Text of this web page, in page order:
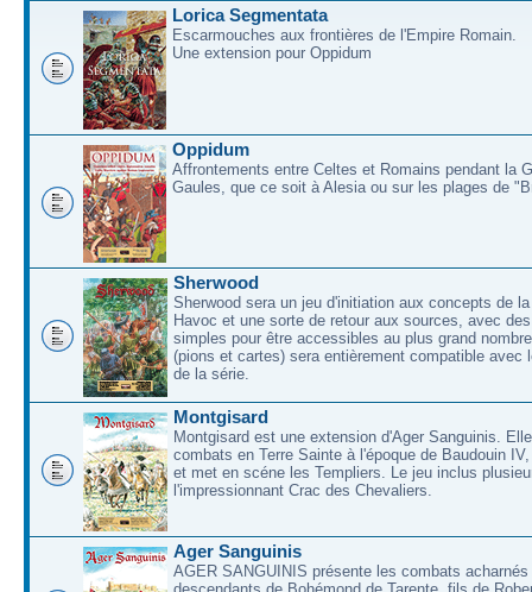
Lorica Segmentata
Escarmouches aux frontières de l'Empire Romain.
Une extension pour Oppidum
Oppidum
Affrontements entre Celtes et Romains pendant la
Gaules, que ce soit à Alesia ou sur les plages de
Sherwood
Sherwood sera un jeu d'initiation aux concepts de
Havoc et une sorte de retour aux sources, avec
simples pour être accessibles au plus grand
(pions et cartes) sera entièrement compatible avec
de la série.
Montgisard
Montgisard est une extension d'Ager Sanguinis.
combats en Terre Sainte à l'époque de Baudouin
et met en scéne les Templiers. Le jeu inclus
l'impressionnant Crac des Chevaliers.
Ager Sanguinis
AGER SANGUINIS présente les combats acharnés